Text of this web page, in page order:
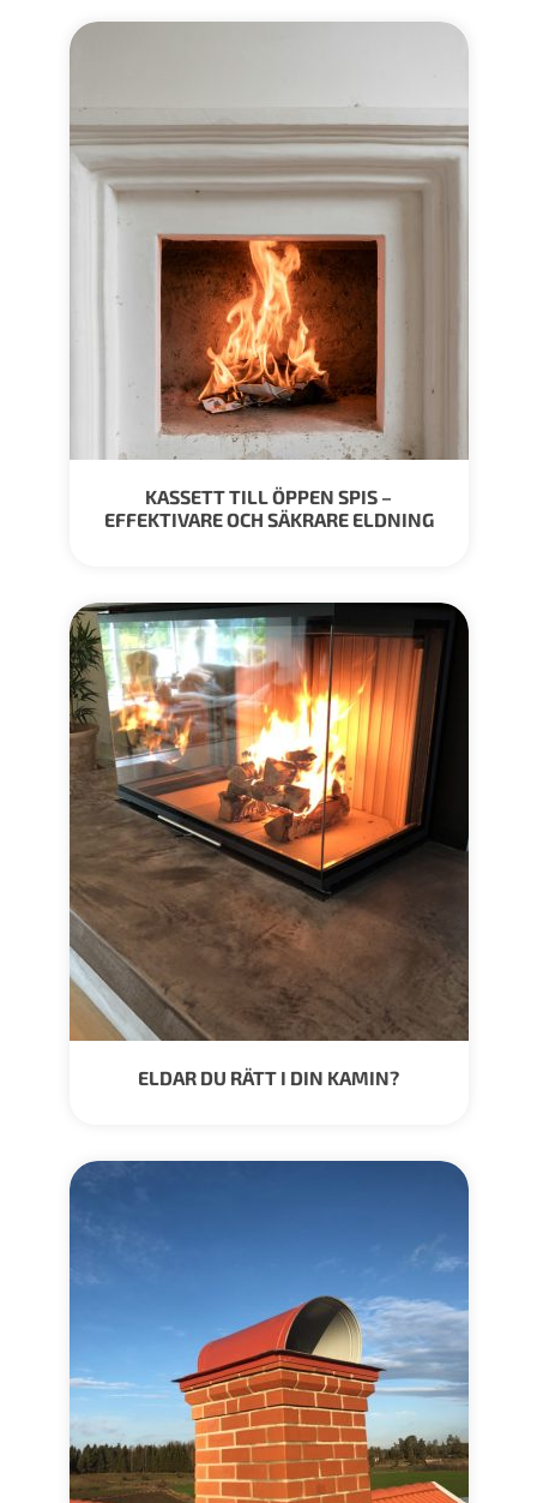
KASSETT TILL ÖPPEN SPIS –
EFFEKTIVARE OCH SÄKRARE ELDNING
ELDAR DU RÄTT I DIN KAMIN?